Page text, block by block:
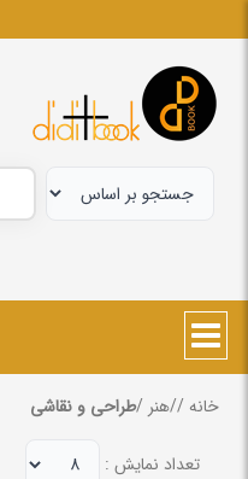
خانه /
/هنر /طراحی و نقاشی
تعداد نمایش :